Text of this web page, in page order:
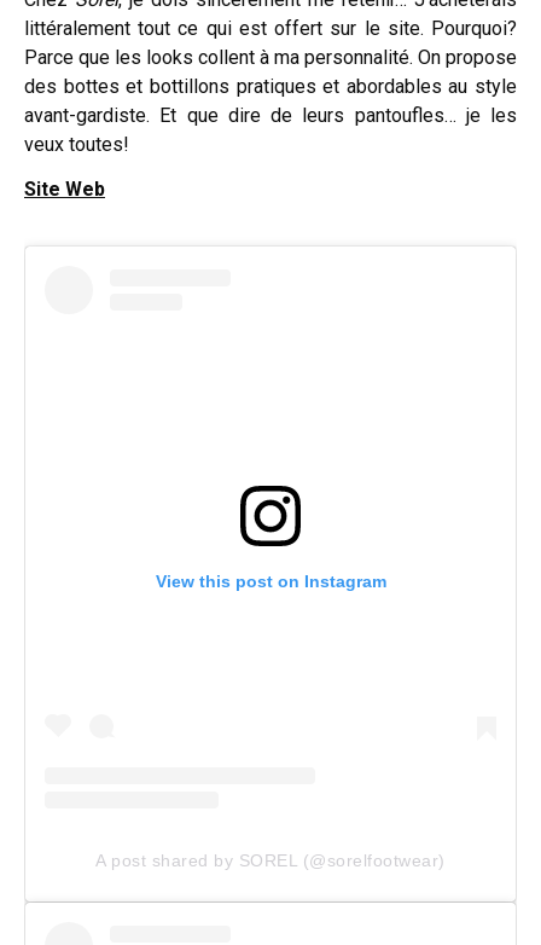
littéralement tout ce qui est offert sur le site. Pourquoi?
Parce que les looks collent à ma personnalité. On propose
des bottes et bottillons pratiques et abordables au style
avant-gardiste. Et que dire de leurs pantoufles… je les
veux toutes!
Site Web
View this post on Instagram
A post shared by SOREL (@sorelfootwear)